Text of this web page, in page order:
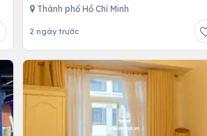
Thành phố Hồ Chí Minh
2 ngày trước